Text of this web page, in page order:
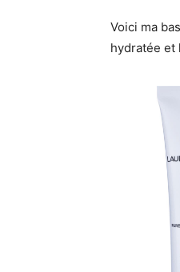
Voici ma
hydratée et